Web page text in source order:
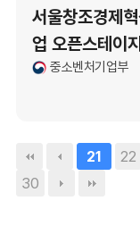
서울창조경제
업 오픈스테이
중소벤처기업부
21 22
30